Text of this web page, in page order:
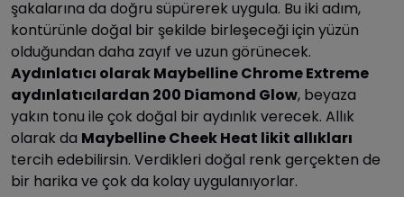
şakalarına da doğru süpürerek uygula. Bu iki adım,
kontürünle doğal bir şekilde birleşeceği için yüzün
olduğundan daha zayıf ve uzun görünecek.
Aydınlatıcı olarak Maybelline Chrome Extreme
aydınlatıcılardan 200 Diamond Glow, beyaza
yakın tonu ile çok doğal bir aydınlık verecek. Allık
olarak da Maybelline Cheek Heat likit allıkları
tercih edebilirsin. Verdikleri doğal renk gerçekten de
bir harika ve çok da kolay uygulanıyorlar.